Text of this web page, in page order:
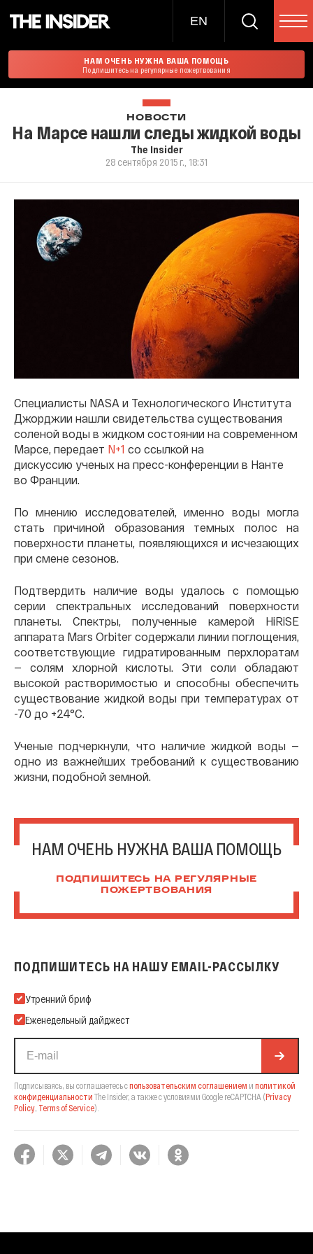
EN
НАМ ОЧЕНЬ НУЖНА ВАША ПОМОЩЬ
Подпишитесь на регулярные пожертвования
НОВОСТИ
На Марсе нашли следы жидкой воды
The Insider
28 сентября 2015 г., 18:31
Специалисты NASA и Технологического Института
Джорджии нашли свидетельства существования
соленой воды в жидком состоянии на современном
Марсе, передает N+1 со ссылкой на
дискуссию ученых на пресс-конференции в Нанте
во Франции.
По мнению исследователей, именно воды могла
стать причиной образования темных полос на
поверхности планеты, появляющихся и исчезающих
при смене сезонов.
Подтвердить наличие воды удалось с помощью
серии спектральных исследований поверхности
планеты. Спектры, полученные камерой HiRiSE
аппарата Mars Orbiter содержали линии поглощения,
соответствующие гидратированным перхлоратам
— солям хлорной кислоты. Эти соли обладают
высокой растворимостью и способны обеспечить
существование жидкой воды при температурах от
-70 до +24°C.
Ученые подчеркнули, что наличие жидкой воды —
одно из важнейших требований к существованию
жизни, подобной земной.
НАМ ОЧЕНЬ НУЖНА ВАША ПОМОЩЬ
ПОДПИШИТЕСЬ НА РЕГУЛЯРНЫЕ
ПОЖЕРТВОВАНИЯ
ПОДПИШИТЕСЬ НА НАШУ EMAIL-РАССЫЛКУ
Подпишитесь на нашу Email-рассылку
Утренний бриф
Еженедельный дайджест
Подписываясь, вы соглашаетесь спользовательским соглашением и политикой
конфиденциальности The Insider, а также с условиями Google reCAPTCHA (Privacy
Policy, Terms of Service).